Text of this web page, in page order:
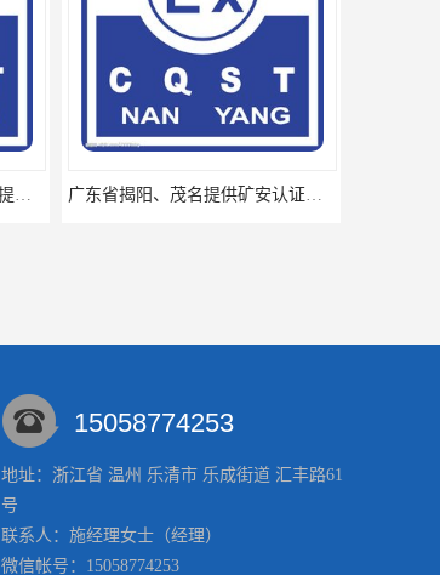
河南省永城市、民权县、睢县提供矿安认证专业技术服务值得信赖的咨询专家 广东省揭阳、茂名提供矿安认证专业咨询服务机构让你拿本放心省心
江西九江浔阳区提供矿安认证咨询专业服务矿安代理欢迎垂询
15058774253
地址：浙江省 温州 乐清市 乐成街道 汇丰路61
号
联系人：施经理女士 （经理）
微信帐号：15058774253